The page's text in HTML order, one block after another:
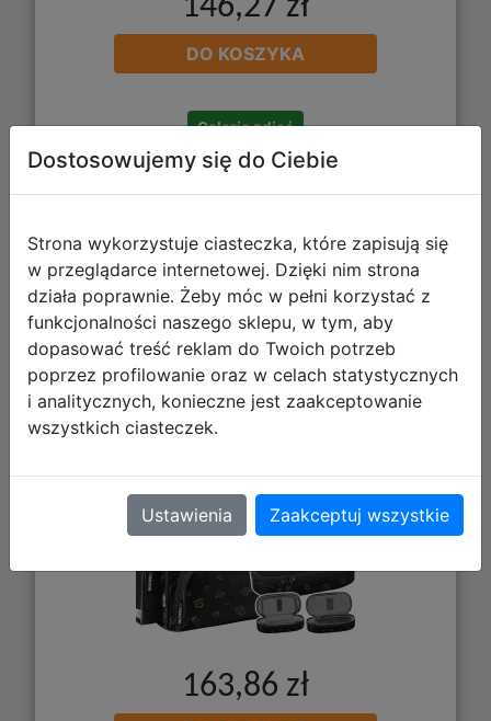
146,27 zł
DO KOSZYKA
Galeria zdjęć
Paso Zestaw Szkolny 3el. Feel Happy
Tornister SM25LR-525 + Piórnik
SM25LR-013 + Worek SM25LR-712
163,86 zł
Dostosowujemy się do Ciebie
Strona wykorzystuje ciasteczka, które zapisują się
w przeglądarce internetowej. Dzięki nim strona
działa poprawnie. Żeby móc w pełni korzystać z
funkcjonalności naszego sklepu, w tym, aby
dopasować treść reklam do Twoich potrzeb
poprzez profilowanie oraz w celach statystycznych
i analitycznych, konieczne jest zaakceptowanie
wszystkich ciasteczek.
Ustawienia Zaakceptuj wszystkie